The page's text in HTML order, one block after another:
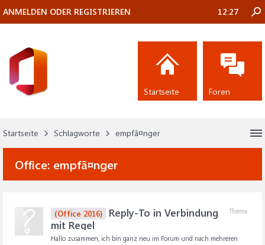
Startseite Schlagworte empfã¤nger
Office: empfã¤nger
Thema
(Office 2016)
Reply-To in Verbindung
mit Regel
Hallo zusammen, ich bin ganz neu im Forum und nach mehreren
ANMELDEN ODER REGISTRIEREN 12:27
Startseite Foren